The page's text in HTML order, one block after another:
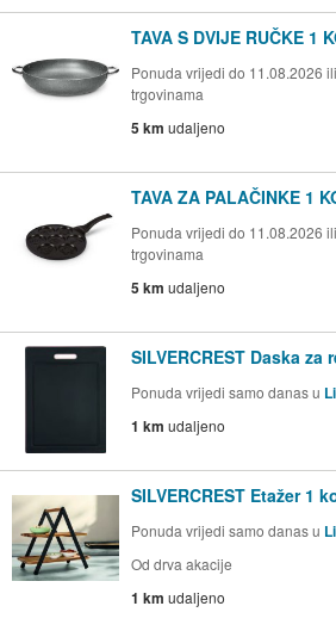
TAVA S DVIJE RUČKE 1
Ponuda vrijedi do 11.08.2026
trgovinama
5 km udaljeno
TAVA ZA PALAČINKE 1
Ponuda vrijedi do 11.08.2026
trgovinama
5 km udaljeno
SILVERCREST Daska za
Ponuda vrijedi samo danas u
1 km udaljeno
SILVERCREST Etažer 1
Ponuda vrijedi samo danas u
Od drva akacije
1 km udaljeno